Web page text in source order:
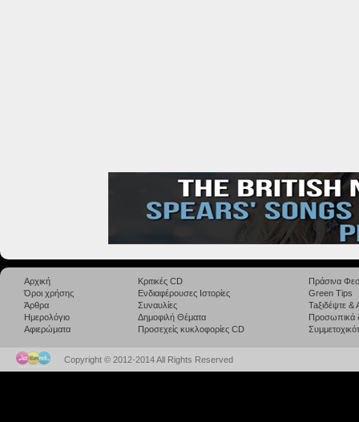
Αρχική
Όροι χρήσης
Άρθρα
Ημερολόγιο
Αφιερώματα
Κριτικές CD
Ενδιαφέρουσες Ιστορίες
Συναυλίες
Δημοφιλή Θέματα
Προσεχείς κυκλοφορίες CD
Πράσινα
Green Tips
Taξιδέψτε
Προσωπικά
Copyright © 2012-2014 All Rights Reserved